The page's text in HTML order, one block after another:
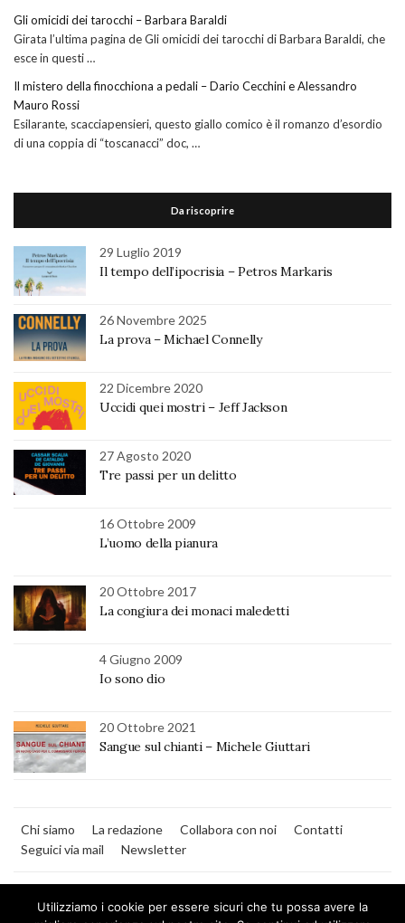
Gli omicidi dei tarocchi – Barbara Baraldi
Girata l’ultima pagina de Gli omicidi dei tarocchi di Barbara Baraldi, che
esce in questi …
Il mistero della finocchiona a pedali – Dario Cecchini e Alessandro
Mauro Rossi
Esilarante, scacciapensieri, questo giallo comico è il romanzo d’esordio
di una coppia di “toscanacci” doc, …
Da riscoprire
29 Luglio 2019
Il tempo dell’ipocrisia – Petros Markaris
26 Novembre 2025
La prova – Michael Connelly
22 Dicembre 2020
Uccidi quei mostri – Jeff Jackson
27 Agosto 2020
Tre passi per un delitto
16 Ottobre 2009
L’uomo della pianura
20 Ottobre 2017
La congiura dei monaci maledetti
4 Giugno 2009
Io sono dio
20 Ottobre 2021
Sangue sul chianti – Michele Giuttari
Chi siamo La redazione Collabora con noi
Contatti
Seguici via mail
Newsletter
Utilizziamo i cookie per essere sicuri che tu possa avere la